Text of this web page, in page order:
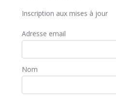
Inscription aux mises à jour
Adresse email
Nom